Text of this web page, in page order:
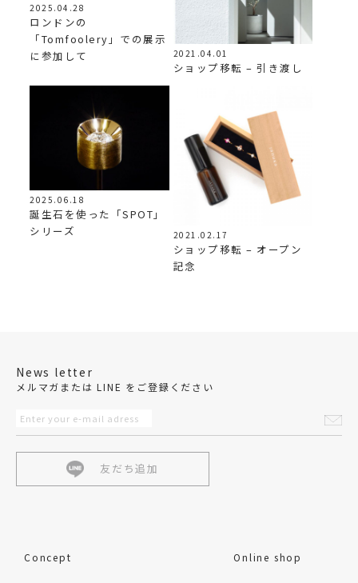
2025.04.28
ロンドンの
「Tomfoolery」での展示
に参加して
2021.04.01
ショップ移転 – 引き渡し
2025.06.18
誕生石を使った「SPOT」
シリーズ
2021.02.17
ショップ移転 – オープン
記念
Concept Online shop
News letter
メルマガまたは LINE をご登録ください
友だち追加